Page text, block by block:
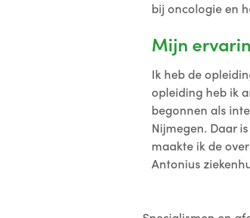
bij oncologie en
Mijn
Ik heb de
opleiding heb ik
begonnen als
Nijmegen. Daar
maakte ik de
Antonius